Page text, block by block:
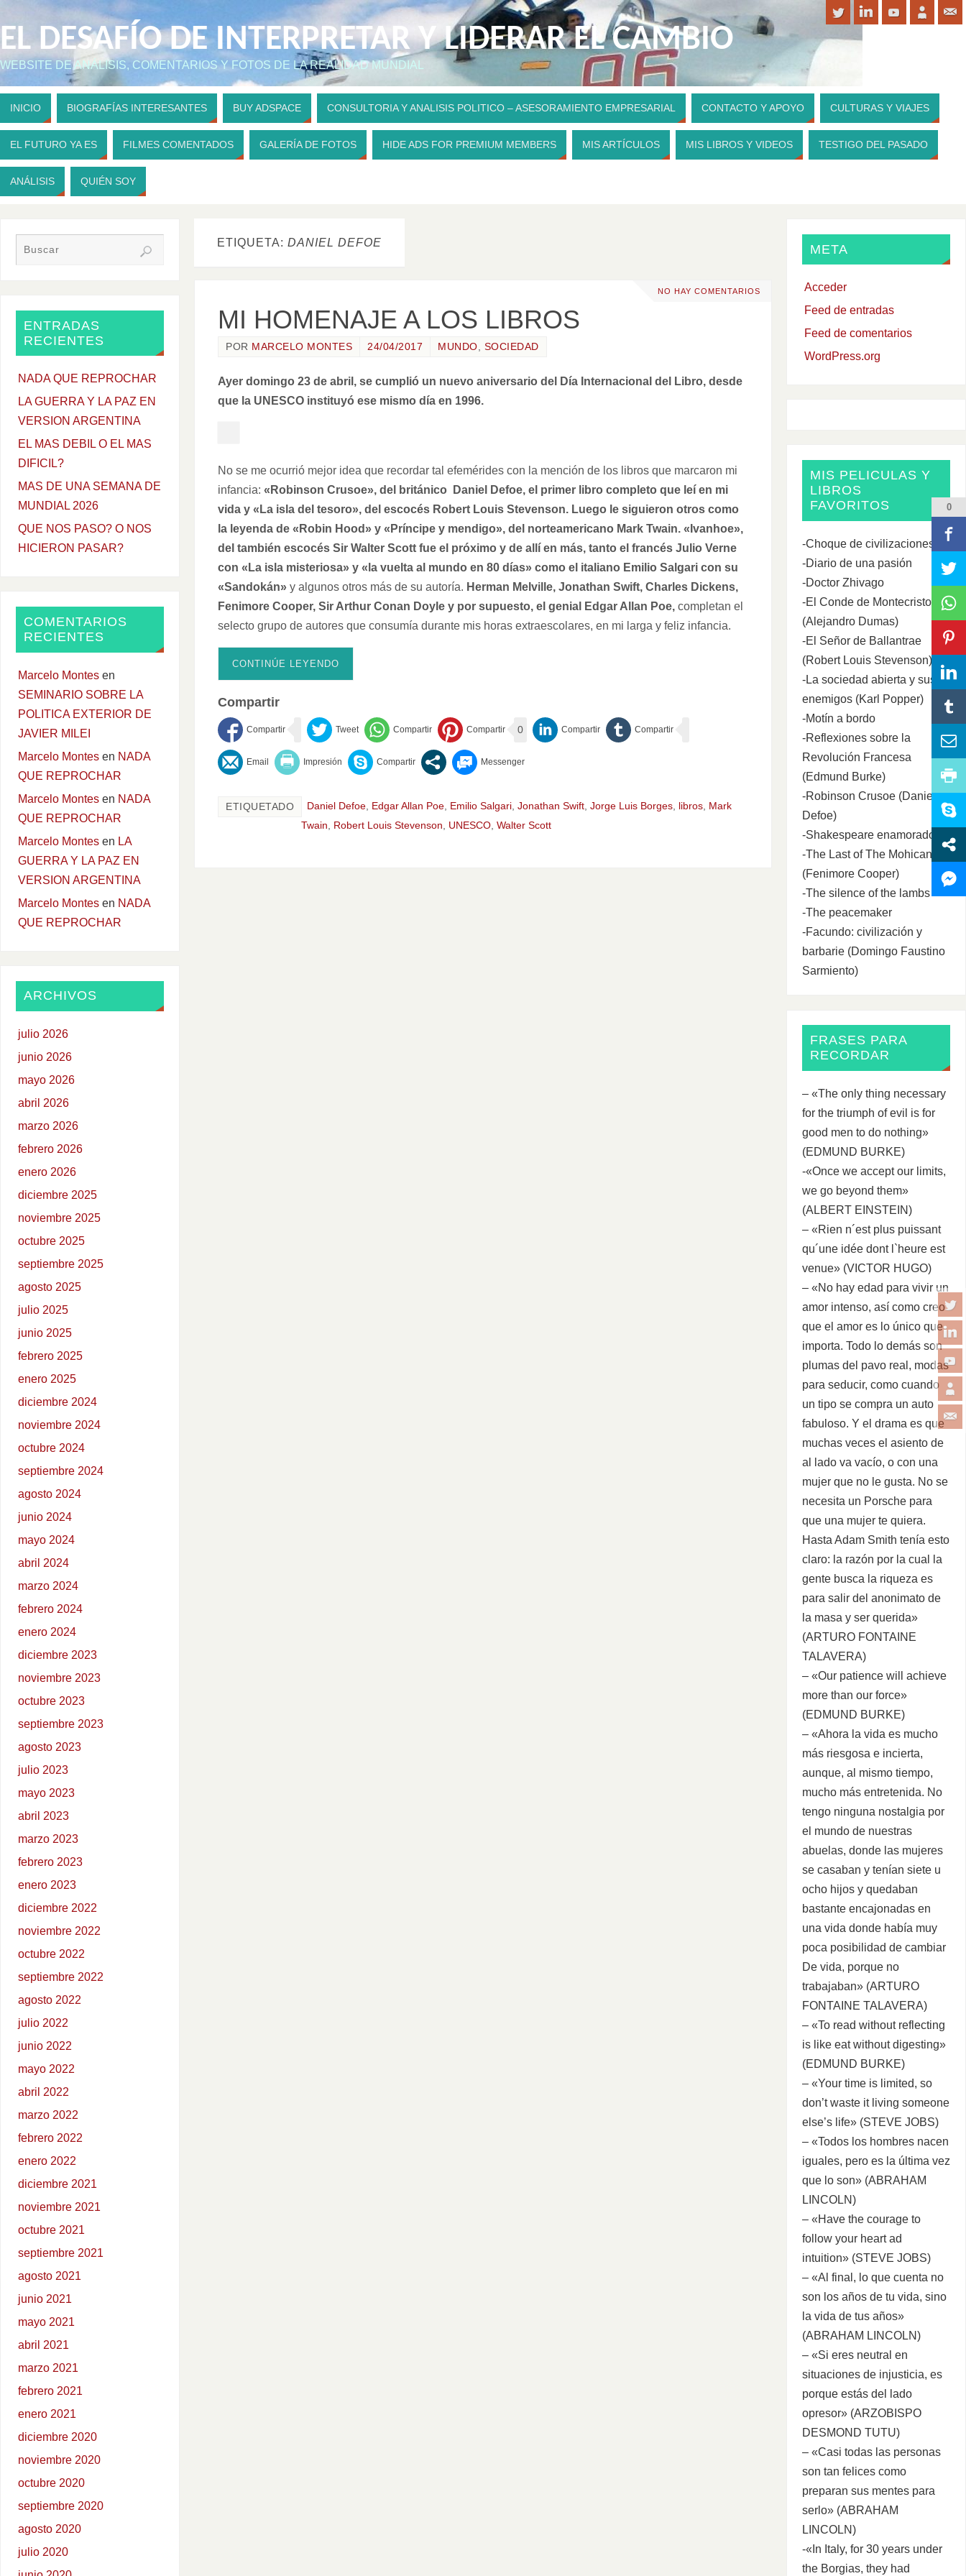
EL DESAFÍO DE INTERPRETAR Y LIDERAR EL CAMBIO
WEBSITE DE ANÁLISIS, COMENTARIOS Y FOTOS DE LA REALIDAD MUNDIAL
PARA CONTRIBUIR A MI WEBSITE
INICIO BIOGRAFÍAS INTERESANTES BUY ADSPACE CONSULTORIA Y ANALISIS POLITICO – ASESORAMIENTO EMPRESARIAL CONTACTO Y APOYO CULTURAS Y VIAJES
EL FUTURO YA ES FILMES COMENTADOS GALERÍA DE FOTOS HIDE ADS FOR PREMIUM MEMBERS MIS ARTÍCULOS MIS LIBROS Y VIDEOS TESTIGO DEL PASADO
ANÁLISIS QUIÉN SOY
ETIQUETA: DANIEL DEFOE
NO HAY COMENTARIOS
MI HOMENAJE A LOS LIBROS
POR MARCELO MONTES 24/04/2017 MUNDO, SOCIEDAD
Ayer domingo 23 de abril, se cumplió un nuevo aniversario del Día Internacional del Libro, desde
que la UNESCO instituyó ese mismo día en 1996.
No se me ocurrió mejor idea que recordar tal efemérides con la mención de los libros que marcaron mi
infancia: «Robinson Crusoe», del británico Daniel Defoe, el primer libro completo que leí en mi
vida y «La isla del tesoro», del escocés Robert Louis Stevenson. Luego le siguieron otros como
la leyenda de «Robin Hood» y «Príncipe y mendigo», del norteamericano Mark Twain. «Ivanhoe»,
del también escocés Sir Walter Scott fue el próximo y de allí en más, tanto el francés Julio Verne
con «La isla misteriosa» y «la vuelta al mundo en 80 días» como el italiano Emilio Salgari con su
«Sandokán» y algunos otros más de su autoría. Herman Melville, Jonathan Swift, Charles Dickens,
Fenimore Cooper, Sir Arthur Conan Doyle y por supuesto, el genial Edgar Allan Poe, completan el
selecto grupo de autores que consumía durante mis horas extraescolares, en mi larga y feliz infancia.
CONTINÚE LEYENDO
Compartir
0
ETIQUETADO Daniel Defoe Edgar Allan Poe Emilio Salgari Jonathan Swift Jorge Luis Borges libros Mark
Twain
Robert Louis Stevenson UNESCO Walter Scott
ENTRADAS
RECIENTES
NADA QUE REPROCHAR
LA GUERRA Y LA PAZ EN
VERSION ARGENTINA
EL MAS DEBIL O EL MAS
DIFICIL?
MAS DE UNA SEMANA DE
MUNDIAL 2026
QUE NOS PASO? O NOS
HICIERON PASAR?
COMENTARIOS
RECIENTES
Marcelo Montesen
SEMINARIO SOBRE LA
POLITICA EXTERIOR DE
JAVIER MILEI
Marcelo Montesen NADA
QUE REPROCHAR
Marcelo Montesen NADA
QUE REPROCHAR
Marcelo Montesen LA
GUERRA Y LA PAZ EN
VERSION ARGENTINA
Marcelo Montesen NADA
QUE REPROCHAR
ARCHIVOS
julio 2026
junio 2026
mayo 2026
abril 2026
marzo 2026
febrero 2026
enero 2026
diciembre 2025
noviembre 2025
octubre 2025
septiembre 2025
agosto 2025
julio 2025
junio 2025
febrero 2025
enero 2025
diciembre 2024
noviembre 2024
octubre 2024
septiembre 2024
agosto 2024
junio 2024
mayo 2024
abril 2024
marzo 2024
febrero 2024
enero 2024
diciembre 2023
noviembre 2023
octubre 2023
septiembre 2023
agosto 2023
julio 2023
mayo 2023
abril 2023
marzo 2023
febrero 2023
enero 2023
diciembre 2022
noviembre 2022
octubre 2022
septiembre 2022
agosto 2022
julio 2022
junio 2022
mayo 2022
abril 2022
marzo 2022
febrero 2022
enero 2022
diciembre 2021
noviembre 2021
octubre 2021
septiembre 2021
agosto 2021
junio 2021
mayo 2021
abril 2021
marzo 2021
febrero 2021
enero 2021
diciembre 2020
noviembre 2020
octubre 2020
septiembre 2020
agosto 2020
julio 2020
META
Acceder
Feed de entradas
Feed de comentarios
WordPress.org
MIS PELICULAS Y
LIBROS
FAVORITOS
-Choque de civilizaciones
-Diario de una pasión
-Doctor Zhivago
-El Conde de Montecristo
(Alejandro Dumas)
-El Señor de Ballantrae
(Robert Louis Stevenson)
-La sociedad abierta y sus
enemigos (Karl Popper)
-Motín a bordo
-Reflexiones sobre la
Revolución Francesa
(Edmund Burke)
-Robinson Crusoe (Daniel
Defoe)
-Shakespeare enamorado
-The Last of The Mohicans
(Fenimore Cooper)
-The silence of the lambs
-The peacemaker
-Facundo: civilización y
barbarie (Domingo Faustino
Sarmiento)
FRASES PARA
RECORDAR
– «The only thing necessary
for the triumph of evil is for
good men to do nothing»
(EDMUND BURKE)
-«Once we accept our limits,
we go beyond them»
(ALBERT EINSTEIN)
– «Rien n´est plus puissant
qu´une idée dont l`heure est
venue» (VICTOR HUGO)
– «No hay edad para vivir un
amor intenso, así como creo
que el amor es lo único que
importa. Todo lo demás son
plumas del pavo real, modas
para seducir, como cuando
un tipo se compra un auto
fabuloso. Y el drama es que
muchas veces el asiento de
al lado va vacío, o con una
mujer que no le gusta. No se
necesita un Porsche para
que una mujer te quiera.
Hasta Adam Smith tenía esto
claro: la razón por la cual la
gente busca la riqueza es
para salir del anonimato de
la masa y ser querida»
(ARTURO FONTAINE
TALAVERA)
– «Our patience will achieve
more than our force»
(EDMUND BURKE)
– «Ahora la vida es mucho
más riesgosa e incierta,
aunque, al mismo tiempo,
mucho más entretenida. No
tengo ninguna nostalgia por
el mundo de nuestras
abuelas, donde las mujeres
se casaban y tenían siete u
ocho hijos y quedaban
bastante encajonadas en
una vida donde había muy
poca posibilidad de cambiar
De vida, porque no
trabajaban» (ARTURO
FONTAINE TALAVERA)
– «To read without reflecting
is like eat without digesting»
(EDMUND BURKE)
– «Your time is limited, so
don’t waste it living someone
else’s life» (STEVE JOBS)
– «Todos los hombres nacen
iguales, pero es la última vez
que lo son» (ABRAHAM
LINCOLN)
– «Have the courage to
follow your heart ad
intuition» (STEVE JOBS)
– «Al final, lo que cuenta no
son los años de tu vida, sino
la vida de tus años»
(ABRAHAM LINCOLN)
– «Si eres neutral en
situaciones de injusticia, es
porque estás del lado
opresor» (ARZOBISPO
DESMOND TUTU)
– «Casi todas las personas
son tan felices como
preparan sus mentes para
serlo» (ABRAHAM
LINCOLN)
-«In Italy, for 30 years under
the Borgias, they had
0